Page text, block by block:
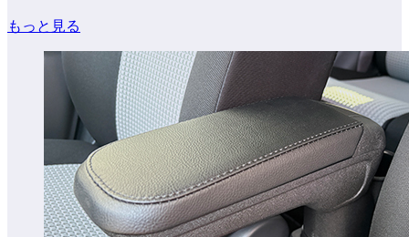
もっと見る